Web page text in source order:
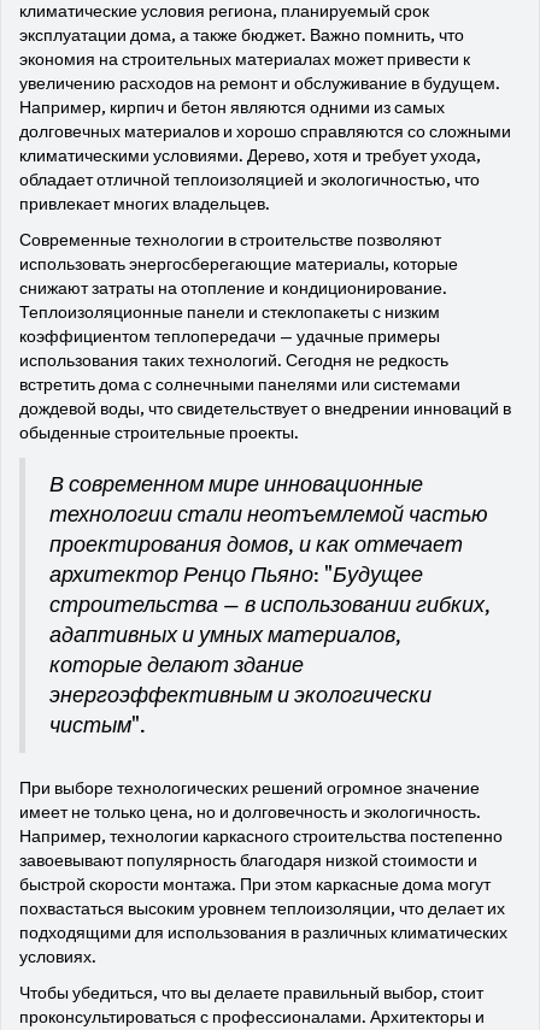
климатические условия региона, планируемый срок
эксплуатации дома, а также бюджет. Важно помнить, что
экономия на строительных материалах может привести к
увеличению расходов на ремонт и обслуживание в будущем.
Например, кирпич и бетон являются одними из самых
долговечных материалов и хорошо справляются со сложными
климатическими условиями. Дерево, хотя и требует ухода,
обладает отличной теплоизоляцией и экологичностью, что
привлекает многих владельцев.
Современные технологии в строительстве позволяют
использовать энергосберегающие материалы, которые
снижают затраты на отопление и кондиционирование.
Теплоизоляционные панели и стеклопакеты с низким
коэффициентом теплопередачи — удачные примеры
использования таких технологий. Сегодня не редкость
встретить дома с солнечными панелями или системами
дождевой воды, что свидетельствует о внедрении инноваций в
обыденные строительные проекты.
В современном мире инновационные
технологии стали неотъемлемой частью
проектирования домов, и как отмечает
архитектор Ренцо Пьяно: "Будущее
строительства — в использовании гибких,
адаптивных и умных материалов,
которые делают здание
энергоэффективным и экологически
чистым".
При выборе технологических решений огромное значение
имеет не только цена, но и долговечность и экологичность.
Например, технологии каркасного строительства постепенно
завоевывают популярность благодаря низкой стоимости и
быстрой скорости монтажа. При этом каркасные дома могут
похвастаться высоким уровнем теплоизоляции, что делает их
подходящими для использования в различных климатических
условиях.
Чтобы убедиться, что вы делаете правильный выбор, стоит
проконсультироваться с профессионалами. Архитекторы и